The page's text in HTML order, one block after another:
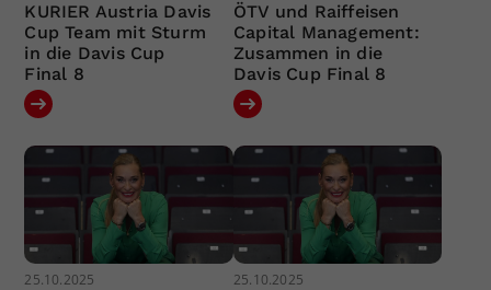
KURIER Austria Davis
Cup Team mit Sturm
in die Davis Cup
Final 8
ÖTV und Raiffeisen
Capital Management:
Zusammen in die
Davis Cup Final 8
25.10.2025 25.10.2025